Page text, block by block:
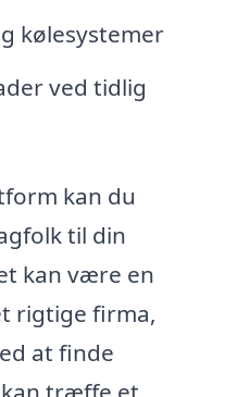
kølesystemer
ved tidlig
kan du
til din
kan være en
rigtige firma,
at finde